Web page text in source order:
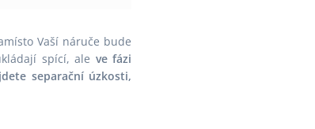
Vaší náruče bude
spící, ale ve fázi
separační úzkosti,